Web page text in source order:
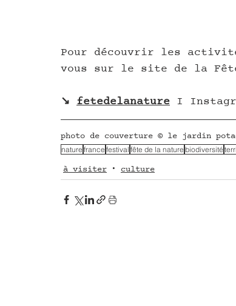
Pour découvrir les
vous sur le site de la
↘ fetedelanature I
photo de couverture © le jardin
nature france festival fête de la nature biodiversité
à visiter culture